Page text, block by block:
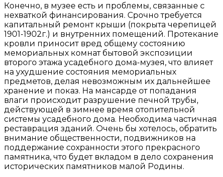
Конечно, в музее есть и проблемы, связанные с
нехваткой финансирования. Срочно требуется
капитальный ремонт крыши (покрыта черепицей
1901-1902г.) и внутренних помещений. Протекание
кровли приносит вред общему состоянию
мемориальных комнат бытовой экспозиции
второго этажа усадебного дома-музея, что влияет
на ухудшение состояния мемориальных
предметов, делая невозможным их дальнейшее
хранение и показ. На мансарде от попадания
влаги происходит разрушение печной трубы,
действующей в зимнее время отопительной
системы усадебного дома. Необходима частичная
реставрация зданий. Очень бы хотелось, обратить
внимание общественности, подвижников на
поддержание сохранности этого прекрасного
памятника, что будет вкладом в дело сохранения
исторических памятников малой Родины.